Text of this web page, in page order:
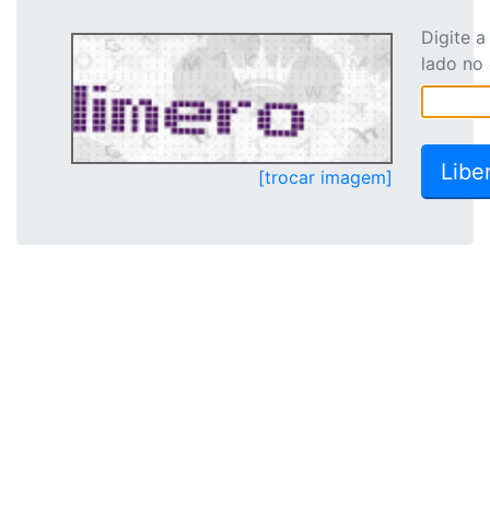
[trocar imagem]
Digite
lado no